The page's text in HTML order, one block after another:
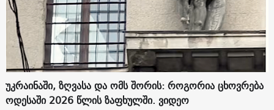
უკრაინაში, ზღვასა და ომს შორის: როგორია ცხოვრება
ოდესაში 2026 წლის ზაფხულში. ვიდეო